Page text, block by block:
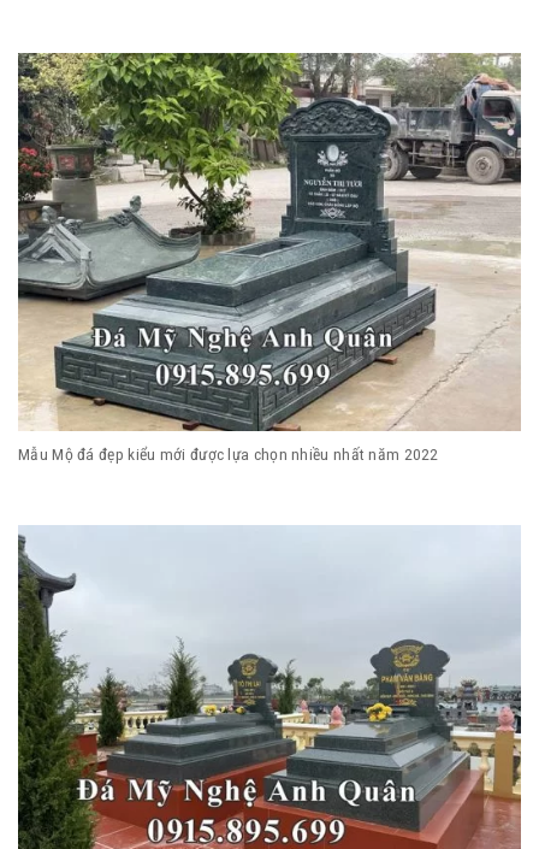
Mẫu Mộ đá đẹp kiểu mới được lựa chọn nhiều nhất năm 2022